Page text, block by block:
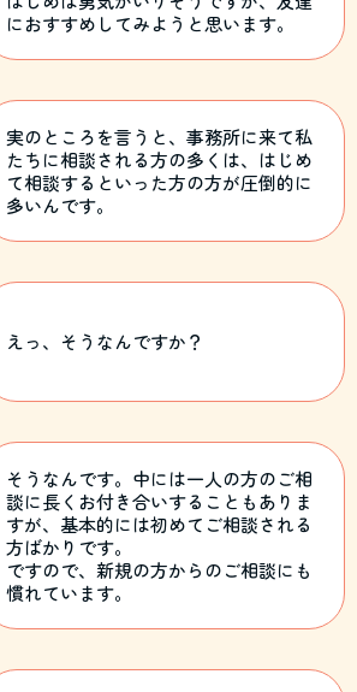
におすすめしてみようと思います。
実のところを言うと、事務所に来て私
たちに相談される方の多くは、はじめ
て相談するといった方の方が圧倒的に
多いんです。
えっ、そうなんですか？
そうなんです。中には一人の方のご相
談に長くお付き合いすることもありま
すが、基本的には初めてご相談される
方ばかりです。
ですので、新規の方からのご相談にも
慣れています。